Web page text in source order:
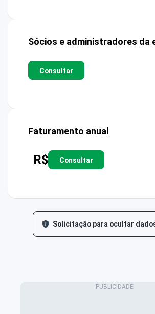
Sócios e administradores da
Consultar
Faturamento anual
R$ Consultar
Solicitação para ocultar